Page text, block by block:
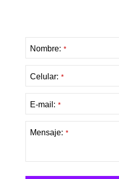
Nombre: *
Celular: *
E-mail: *
Mensaje: *